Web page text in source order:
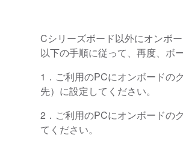
Cシリーズボード以外にオンボ
以下の手順に従って、再度、ボ
1．ご利用のPCにオンボードの
先）に設定してください。
2．ご利用のPCにオンボードの
てください。